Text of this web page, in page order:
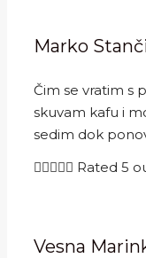
Marko
Čim se vratim s
skuvam kafu i
sedim dok
 Rated 5
Vesna